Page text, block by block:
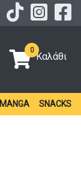
0
Καλάθι
MANGA SNACKS